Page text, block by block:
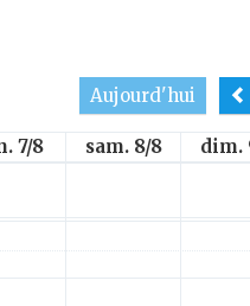
Aujourd'hui
7/8 sam. 8/8
dim.